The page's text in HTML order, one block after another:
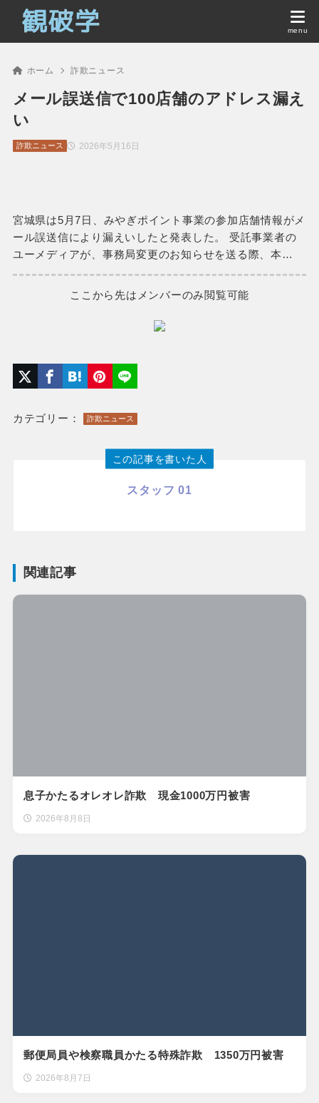
ホーム 詐欺ニュース
メール誤送信で100店舗のアドレス漏え
い
2026年5月16日
詐欺ニュース
宮城県は5月7日、みやぎポイント事業の参加店舗情報がメ
ール誤送信により漏えいしたと発表した。 受託事業者の
ユーメディアが、事務局変更のお知らせを送る際、本…
ここから先はメンバーのみ閲覧可能
カテゴリー： 詐欺ニュース
この記事を書いた人
スタッフ 01
関連記事
息子かたるオレオレ詐欺 現金1000万円被害
2026年8月8日
郵便局員や検察職員かたる特殊詐欺 1350万円被害
2026年8月7日